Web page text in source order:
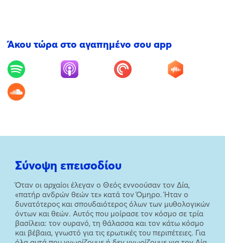
Άκου τώρα στο αγαπημένο σου app
Σύνοψη επεισοδίου
Όταν οι αρχαίοι έλεγαν ο Θεός εννοούσαν τον Δία,
«πατήρ ανδρών θεών τε» κατά τον Όµηρο. Ήταν ο
δυνατότερος και σπουδαιότερος όλων των μυθολογικών
όντων και θεών. Αυτός που μοίρασε τον κόσμο σε τρία
βασίλεια: τον ουρανό, τη θάλασσα και τον κάτω κόσμο
και βέβαια, γνωστό για τις ερωτικές του περιπέτειες. Για